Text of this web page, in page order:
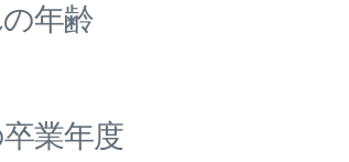
年齢
業年度